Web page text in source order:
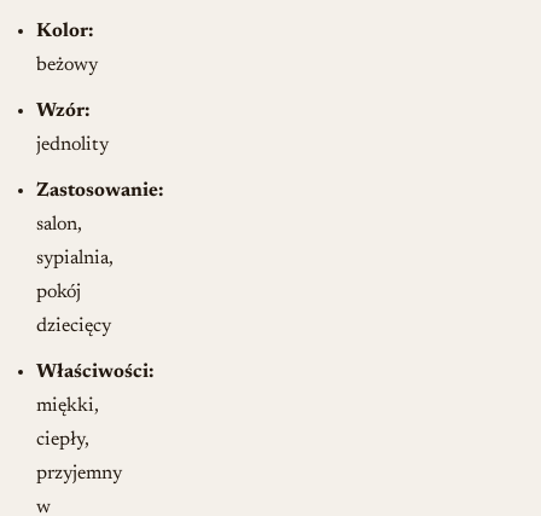
Kolor:
beżowy
Wzór:
jednolity
Zastosowanie:
salon,
sypialnia,
pokój
dziecięcy
Właściwości:
miękki,
ciepły,
przyjemny
w